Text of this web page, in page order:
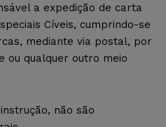
a expedição de carta
Cíveis, cumprindo-se
mediante via postal, por
ou qualquer outro meio
não são